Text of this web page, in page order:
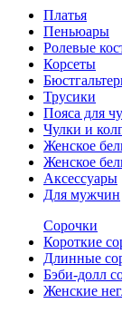
Платья
Пеньюары
Ролевые
Корсеты
Трусики
Пояса для
Чулки и
Женское
Женское
Аксессуары
Для мужчин
Сорочки
Короткие
Длинные
Бэби-долл
Женские